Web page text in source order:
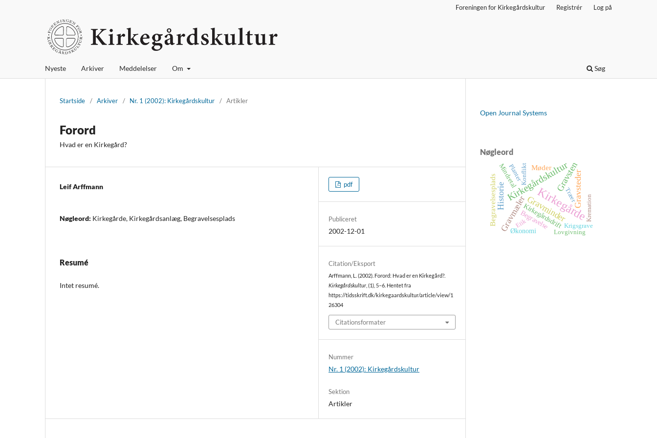
Nyeste Arkiver Meddelelser Om Søg
Foreningen for Kirkegårdskultur Registrér Log på
Startside / Arkiver / Nr. 1 (2002): Kirkegårdskultur / Artikler
Forord
Hvad er en Kirkegård?
Leif Arffmann
Nøgleord: Kirkegårde, Kirkegårdsanlæg, Begravelsesplads
Resumé
Intet resumé.
pdf
Publiceret
2002-12-01
Citation/Eksport
Arffmann, L. (2002). Forord: Hvad er en Kirkegård?.
Kirkegårdskultur , (1), 5–6. Hentet fra
https://tidsskrift.dk/kirkegaardskultur/article/view/1
26304
Citationsformater
Nummer
Nr. 1 (2002): Kirkegårdskultur
Sektion
Artikler
Open Journal Systems
Nøgleord
Kirkegårde
KirkegårdskulturGravsteder
Gravminder
Gravsten
Gravmæler
Historie
Møder
Begravelsesplads Kirkegårdsdrift
Begravelse
Økonomi
Mindretal
Lovgivning
Konflikt
Krigsgrave
Planter
Træer
Etik
Kremation